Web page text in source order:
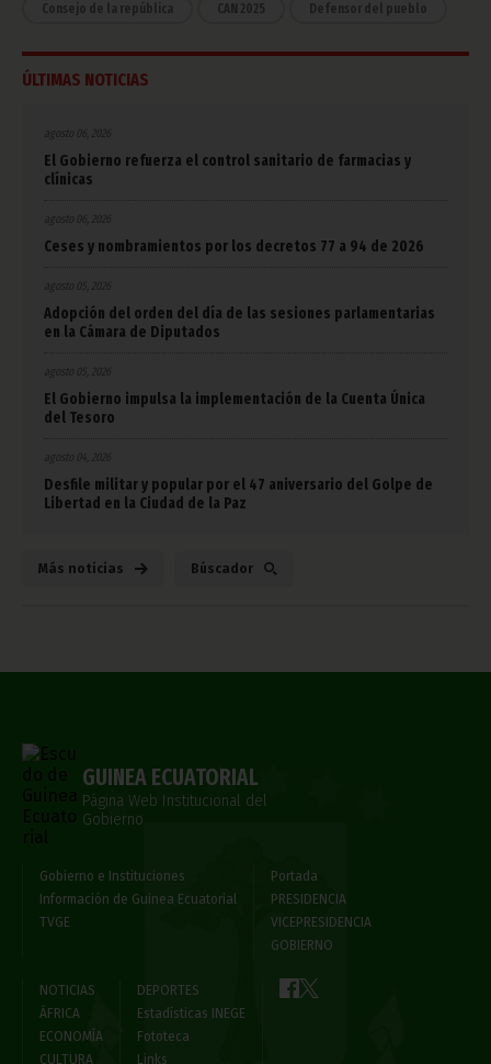
Consejo de la república CAN 2025 Defensor del pueblo
ÚLTIMAS NOTICIAS
agosto 06, 2026
El Gobierno refuerza el control sanitario de farmacias y
clínicas
agosto 06, 2026
Ceses y nombramientos por los decretos 77 a 94 de 2026
agosto 05, 2026
Adopción del orden del día de las sesiones parlamentarias
en la Cámara de Diputados
agosto 05, 2026
El Gobierno impulsa la implementación de la Cuenta Única
del Tesoro
agosto 04, 2026
Desfile militar y popular por el 47 aniversario del Golpe de
Libertad en la Ciudad de la Paz
Más noticias Búscador
GUINEA ECUATORIAL
Página Web Institucional del
Gobierno
Gobierno e Instituciones
Información de Guinea Ecuatorial
TVGE
Portada
PRESIDENCIA
VICEPRESIDENCIA
GOBIERNO
NOTICIAS
ÁFRICA
ECONOMÍA
CULTURA
DEPORTES
Estadísticas INEGE
Fototeca
Links